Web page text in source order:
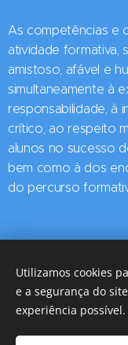
As competências e
atividade formativa,
amistoso, afável e
simultaneamente à
responsabilidade, à
crítico, ao respeito
alunos no sucesso
bem como à dos
do percurso
Escola Profissional
Heroísmo -
Utilizamos cookies
e a segurança do
experiência possível.